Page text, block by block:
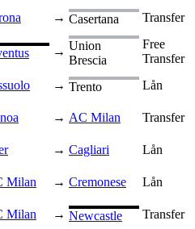
→ Casertana
Transfer
→ Union
Brescia
Free
Transfer
→ Trento
Lån
→ AC Milan
Transfer
→ Cagliari
Lån
Milan → Cremonese
Lån
Milan → Newcastle
Transfer